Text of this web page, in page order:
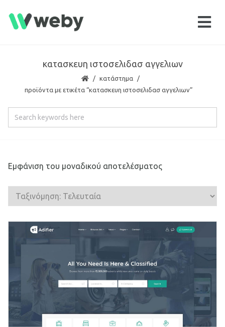
κατασκευη ιστοσελιδασ αγγελιων
κατάστημα
προϊόντα με ετικέτα “κατασκευη ιστοσελιδασ αγγελιων”
Εμφάνιση του μοναδικού αποτελέσματος